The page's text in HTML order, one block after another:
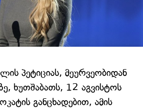
პეტიციას, მეურვეობიდან
ხუთშაბათს, 12 აგვისტოს
განცხადებით, ამის